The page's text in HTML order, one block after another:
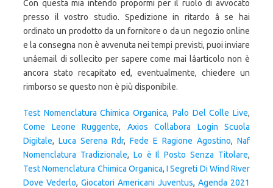
Test Nomenclatura Chimica Organica, Palo Del Colle Live,
Come Leone Ruggente, Axios Collabora Login Scuola
Digitale, Luca Serena Rdr, Fede E Ragione Agostino, Naf
Nomenclatura Tradizionale, Lo è Il Posto Senza Titolare,
Test Nomenclatura Chimica Organica, I Segreti Di Wind River
Dove Vederlo, Giocatori Americani Juventus, Agenda 2021